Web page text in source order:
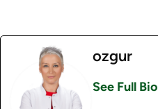
ozgur
See Full Bio